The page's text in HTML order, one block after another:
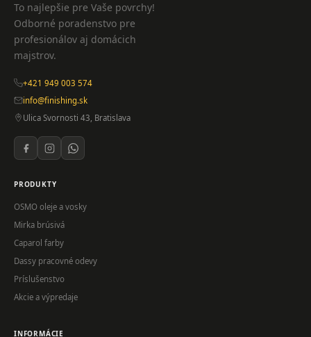
To najlepšie pre Vaše povrchy!
Odborné poradenstvo pre
profesionálov aj domácich
majstrov.
+421 949 003 574
info@finishing.sk
Ulica Svornosti 43, Bratislava
PRODUKTY
OSMO oleje a vosky
Mirka brúsivá
Caparol farby
Dassy pracovné odevy
Príslušenstvo
Akcie a výpredaje
INFORMÁCIE